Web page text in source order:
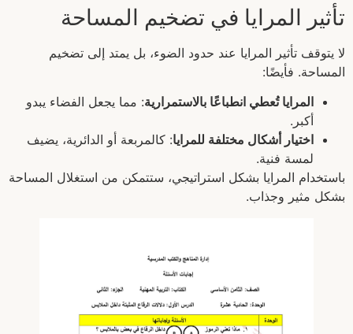
تأثير المرايا في تضخيم المساحة
لا يتوقف تأثير المرايا عند حدود الضوء، بل يمتد إلى تضخيم
المساحة. فأيضًا:
المرايا تُعطي انطباعًا بالاستمرارية: مما يجعل الفضاء يبدو
أكبر.
اختيار أشكال مختلفة للمرايا: كالمربعة أو الدائرية، يضيف
لمسة فنية.
باستخدام المرايا بشكل استراتيجي، ستتمكن من استغلال المساحة
بشكل مثير وجذاب.